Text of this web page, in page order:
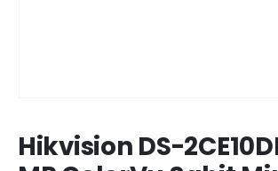
Hikvision DS-